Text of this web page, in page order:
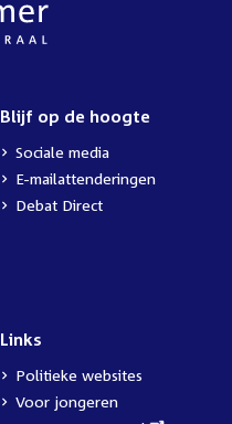
Blijf op de hoogte
Sociale media
E-mailattenderingen
Debat Direct
Links
Politieke websites
Voor jongeren